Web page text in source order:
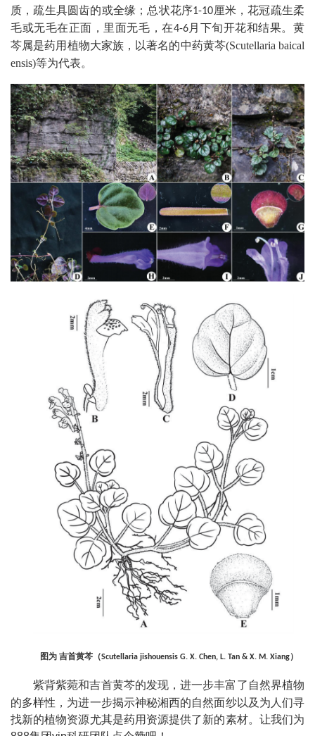
质，疏生具圆齿的或全缘；总状花序1-10厘米，花冠疏生柔
毛或无毛在正面，里面无毛，在4-6月下旬开花和结果。黄
芩属是药用植物大家族，以著名的中药黄芩(Scutellaria baical
ensis)等为代表。
图为 吉首黄芩（Scutellaria jishouensis G. X. Chen, L. Tan & X. M. Xiang）
紫背紫菀和吉首黄芩的发现 ，进一步丰富了 自然界植物
的多样性，为进一步揭示神秘湘西的自然面纱以及为人们寻
找新的植物资源尤其是药用资源提供了新的素材。 让我们为